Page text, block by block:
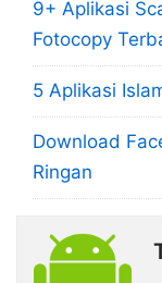
9+ Aplikasi
Fotocopy
5 Aplikasi
Download
Ringan